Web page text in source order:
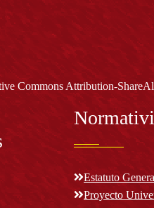
Commons Attribution-
Estatuto
Proyecto